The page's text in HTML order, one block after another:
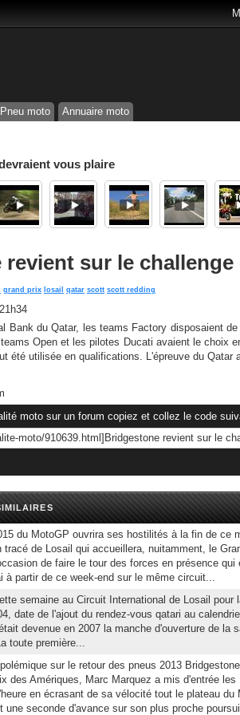
Pneu moto Annuaire moto
vous plaire
sur le challenge
grand prix losail qatar scott scott redding
Bank du Qatar, les teams Factory disposaient
Open et les pilotes Ducati avaient le choix
été utilisée en qualifications. L'épreuve du Qatar
moto sur un forum copiez et collez le code
du MotoGP ouvrira ses hostilités à la fin de ce
tracé de Losail qui accueillera, nuitamment, le
de faire le tour des forces en présence qui
à partir de ce week-end sur le même circuit...
semaine au Circuit International de Losail pour
date de l'ajout du rendez-vous qatari au
devenue en 2007 la manche d'ouverture de la
toute première...
sur le retour des pneus 2013
des Amériques, Marc Marquez a mis d'entrée les
en écrasant de sa vélocité tout le plateau du
une seconde d'avance sur son plus proche